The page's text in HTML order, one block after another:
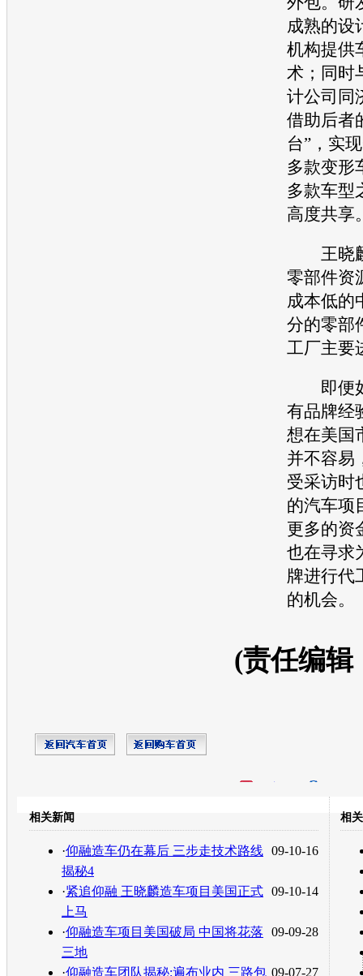
成熟的设
机构提供
术；同时
计公司同
借助后者
台”，实
多款变形
多款车型
高度共享
王晓麟
零部件资
成本低的
分的零部
工厂主要
即便如
有品牌经
想在美国
并不容易
受采访时
的汽车项
更多的资
也在寻求
牌进行代
的机会。
(责任编辑
转发至：
相关新闻
09-10-16
·仰融造车仍在幕后 三步走技术路线
揭秘4
09-10-14
·紧追仰融 王晓麟造车项目美国正式
上马
09-09-28
·仰融造车项目美国破局 中国将花落
三地
09-07-27
·仰融造车团队揭秘:遍布业内 三路包
相